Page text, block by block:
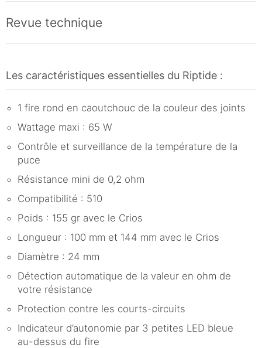
Revue technique
Les caractéristiques essentielles du Riptide :
1 fire rond en caoutchouc de la couleur des joints
Wattage maxi : 65 W
Contrôle et surveillance de la température de la
puce
Résistance mini de 0,2 ohm
Compatibilité : 510
Poids : 155 gr avec le Crios
Longueur : 100 mm et 144 mm avec le Crios
Diamètre : 24 mm
Détection automatique de la valeur en ohm de
votre résistance
Protection contre les courts-circuits
Indicateur d’autonomie par 3 petites LED bleue
au-dessus du fire